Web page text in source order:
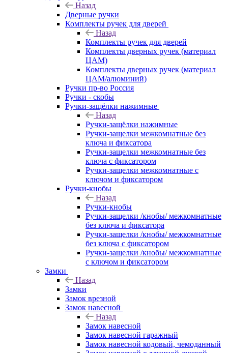
Назад
Дверные ручки
Комплекты ручек для дверей
Назад
Комплекты ручек для дверей
Комплекты дверных ручек (материал
ЦАМ)
Комплекты дверных ручек (материал
ЦАМ/алюминий)
Ручки пр-во Россия
Ручки - скобы
Ручки-защёлки нажимные
Назад
Ручки-защёлки нажимные
Ручки-защелки межкомнатные без
ключа и фиксатора
Ручки-защелки межкомнатные без
ключа с фиксатором
Ручки-защелки межкомнатные с
ключом и фиксатором
Ручки-кнобы
Назад
Ручки-кнобы
Ручки-защелки /кнобы/ межкомнатные
без ключа и фиксатора
Ручки-защелки /кнобы/ межкомнатные
без ключа с фиксатором
Ручки-защелки /кнобы/ межкомнатные
с ключом и фиксатором
Замки
Назад
Замки
Замок врезной
Замок навесной
Назад
Замок навесной
Замок навесной гаражный
Замок навесной кодовый, чемоданный